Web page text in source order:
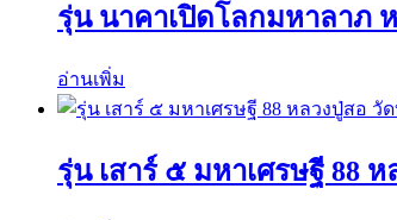
รุ่น นาคาเปิดโลกมหาลาภ
อ่านเพิ่ม
รุ่น เสาร์ ๕ มหาเศรษฐี 88